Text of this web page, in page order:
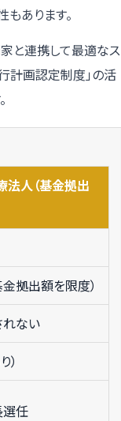
あります。
と連携して最適なス
計画認定制度」の活
法人（基金拠出
拠出額を限度）
れない
）
選任